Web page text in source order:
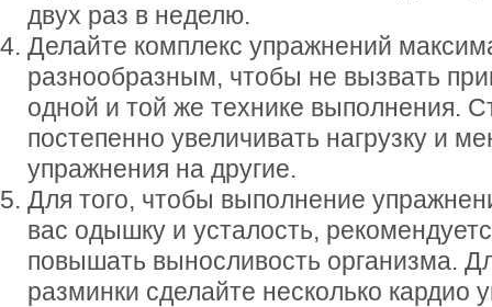
двух раз в неделю.
Делайте комплекс упражнений
разнообразным, чтобы не вызвать
одной и той же технике выполнения.
постепенно увеличивать нагрузку и
упражнения на другие.
Для того, чтобы выполнение
вас одышку и усталость,
повышать выносливость организма.
разминки сделайте несколько кардио